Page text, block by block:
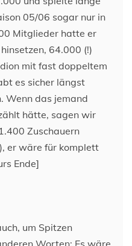
05/06 sogar nur in
Mitglieder hatte er
64.000 (!)
mit fast doppeltem
es sicher längst
Wenn das jemand
hätte, sagen wir
Zuschauern
er wäre für komplett
Ende]
um Spitzen
Worten: Es wäre